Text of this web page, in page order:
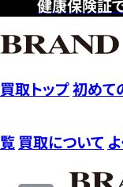
健康保険証
買取トップ初めて
覧 買取について